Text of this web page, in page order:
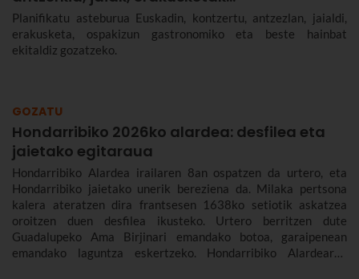
Planifikatu asteburua Euskadin, kontzertu, antzezlan, jaialdi,
erakusketa, ospakizun gastronomiko eta beste hainbat
ekitaldiz gozatzeko.
GOZATU
Hondarribiko 2026ko alardea: desfilea eta
jaietako egitaraua
Hondarribiko Alardea irailaren 8an ospatzen da urtero, eta
Hondarribiko jaietako unerik bereziena da. Milaka pertsona
kalera ateratzen dira frantsesen 1638ko setiotik askatzea
oroitzen duen desfilea ikusteko. Urtero berritzen dute
Guadalupeko Ama Birjinari emandako botoa, garaipenean
emandako laguntza eskertzeko. Hondarribiko Alardearen